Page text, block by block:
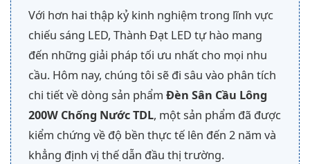
Với hơn hai thập kỷ kinh nghiệm trong lĩnh vực
chiếu sáng LED, Thành Đạt LED tự hào mang
đến những giải pháp tối ưu nhất cho mọi nhu
cầu. Hôm nay, chúng tôi sẽ đi sâu vào phân tích
chi tiết về dòng sản phẩm Đèn Sân Cầu Lông
200W Chống Nước TDL, một sản phẩm đã được
kiểm chứng về độ bền thực tế lên đến 2 năm và
khẳng định vị thế dẫn đầu thị trường.